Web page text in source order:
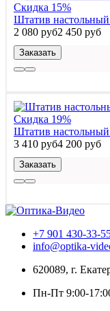
Скидка 15%
Штатив
2 080 руб2 450 руб
Заказать
Скидка 19%
Штатив
3 410 руб4 200 руб
Заказать
+7 901 430-33-
info@optika-
620089, г.
Пн-Пт 9:00-